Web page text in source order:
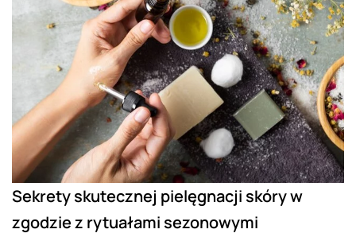
Sekrety skutecznej pielęgnacji skóry w
zgodzie z rytuałami sezonowymi